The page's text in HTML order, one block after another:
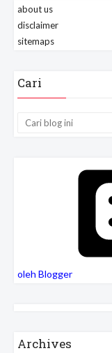
about us
disclaimer
sitemaps
Cari
oleh Blogger
Archives